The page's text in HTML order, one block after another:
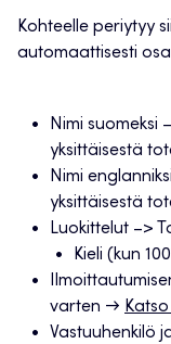
Kohteelle periytyy
automaattisesti
Nimi suomeksi
yksittäisestä
Nimi
yksittäisestä
Luokittelut –>
Kieli (kun
varten →
Vastuuhenkilö